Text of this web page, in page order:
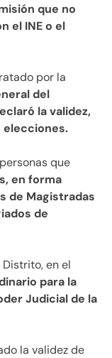
que no
el INE o el
por la
del
la validez,
elecciones.
que
en forma
de Magistradas
de
en el
para la
Judicial de la
la validez de